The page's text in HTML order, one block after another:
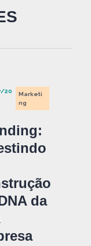
20
Marketi
ng
da